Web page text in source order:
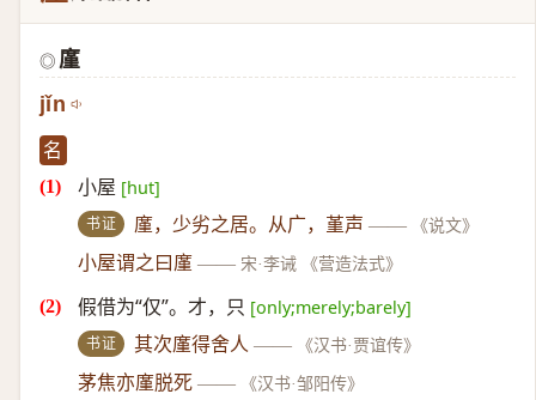
◎ 廑
jǐn
名
小屋 [hut]
书证 廑，少劣之居。从广，堇声 —— 《说文》
小屋谓之曰廑 —— 宋·李诫 《营造法式》
假借为“仅”。才，只 [only;merely;barely]
书证 其次廑得舍人 —— 《汉书·贾谊传》
茅焦亦廑脱死 —— 《汉书·邹阳传》